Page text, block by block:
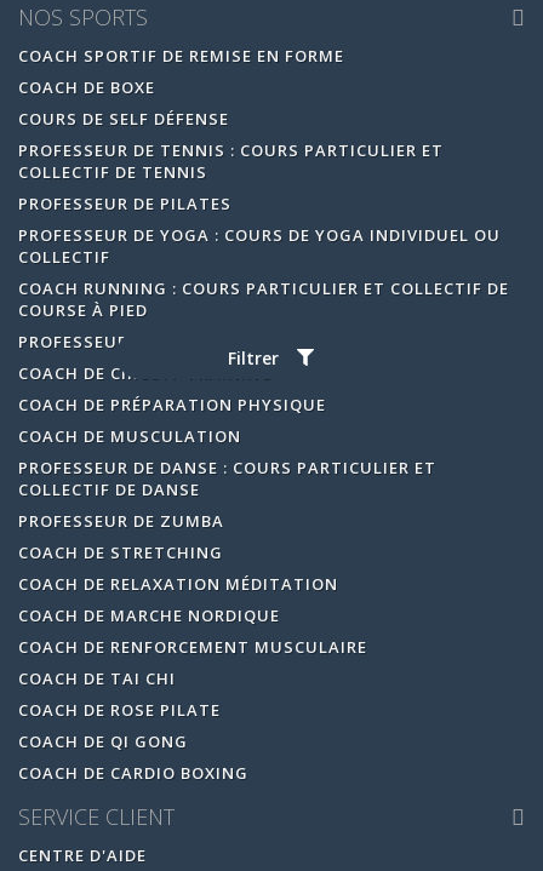
Filtrer
NOS SPORTS
COACH SPORTIF DE REMISE EN FORME
COACH DE BOXE
COURS DE SELF DÉFENSE
PROFESSEUR DE TENNIS : COURS PARTICULIER ET
COLLECTIF DE TENNIS
PROFESSEUR DE PILATES
PROFESSEUR DE YOGA : COURS DE YOGA INDIVIDUEL OU
COLLECTIF
COACH RUNNING : COURS PARTICULIER ET COLLECTIF DE
COURSE À PIED
PROFESSEUR DE GOLF
COACH DE CIRCUIT TRAINING
COACH DE PRÉPARATION PHYSIQUE
COACH DE MUSCULATION
PROFESSEUR DE DANSE : COURS PARTICULIER ET
COLLECTIF DE DANSE
PROFESSEUR DE ZUMBA
COACH DE STRETCHING
COACH DE RELAXATION MÉDITATION
COACH DE MARCHE NORDIQUE
COACH DE RENFORCEMENT MUSCULAIRE
COACH DE TAI CHI
COACH DE ROSE PILATE
COACH DE QI GONG
COACH DE CARDIO BOXING
SERVICE CLIENT
CENTRE D'AIDE